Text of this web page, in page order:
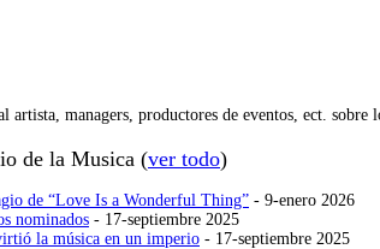
managers, productores de eventos, ect. sobre
de la Musica (ver todo)
de “Love Is a Wonderful Thing” - 9-enero 2026
nominados - 17-septiembre 2025
la música en un imperio - 17-septiembre 2025